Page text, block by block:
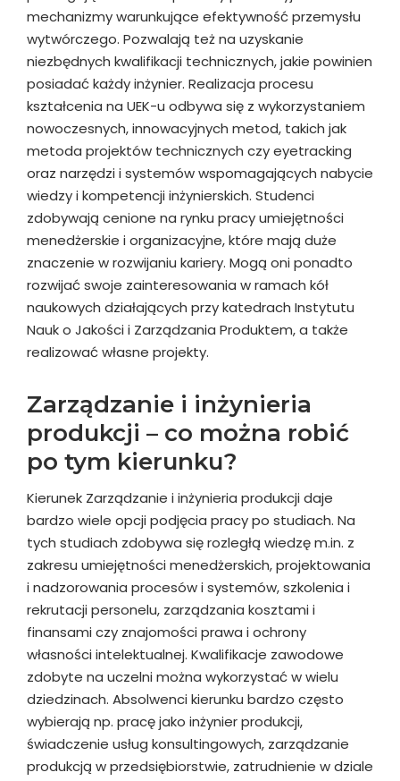
mechanizmy warunkujące efektywność przemysłu
wytwórczego. Pozwalają też na uzyskanie
niezbędnych kwalifikacji technicznych, jakie powinien
posiadać każdy inżynier. Realizacja procesu
kształcenia na UEK-u odbywa się z wykorzystaniem
nowoczesnych, innowacyjnych metod, takich jak
metoda projektów technicznych czy eyetracking
oraz narzędzi i systemów wspomagających nabycie
wiedzy i kompetencji inżynierskich. Studenci
zdobywają cenione na rynku pracy umiejętności
menedżerskie i organizacyjne, które mają duże
znaczenie w rozwijaniu kariery. Mogą oni ponadto
rozwijać swoje zainteresowania w ramach kół
naukowych działających przy katedrach Instytutu
Nauk o Jakości i Zarządzania Produktem, a także
realizować własne projekty.
Zarządzanie i inżynieria
produkcji – co można robić
po tym kierunku?
Kierunek Zarządzanie i inżynieria produkcji daje
bardzo wiele opcji podjęcia pracy po studiach. Na
tych studiach zdobywa się rozległą wiedzę m.in. z
zakresu umiejętności menedżerskich, projektowania
i nadzorowania procesów i systemów, szkolenia i
rekrutacji personelu, zarządzania kosztami i
finansami czy znajomości prawa i ochrony
własności intelektualnej. Kwalifikacje zawodowe
zdobyte na uczelni można wykorzystać w wielu
dziedzinach. Absolwenci kierunku bardzo często
wybierają np. pracę jako inżynier produkcji,
świadczenie usług konsultingowych, zarządzanie
produkcją w przedsiębiorstwie, zatrudnienie w dziale